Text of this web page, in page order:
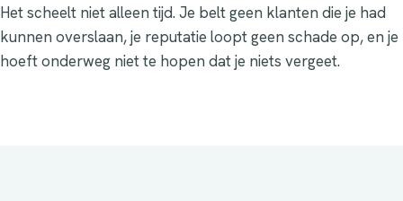
Het scheelt niet alleen tijd. Je belt geen klanten die je had
kunnen overslaan, je reputatie loopt geen schade op, en je
hoeft onderweg niet te hopen dat je niets vergeet.